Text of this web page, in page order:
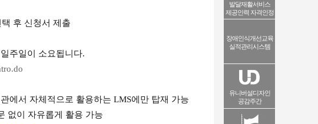
후 신청서 제출
주일이 소요됩니다.
에서 자체적으로 활용하는 LMS에만 탑재 가능
없이 자유롭게 활용 가능
발달재활서비스
제공인력 자격인정
장애인식개선교육
실적관리시스템
유니버설디자인
공감주간